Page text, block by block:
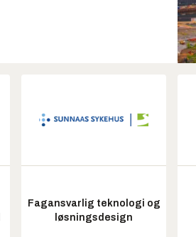
Fagansvarlig teknologi og
løsningsdesign